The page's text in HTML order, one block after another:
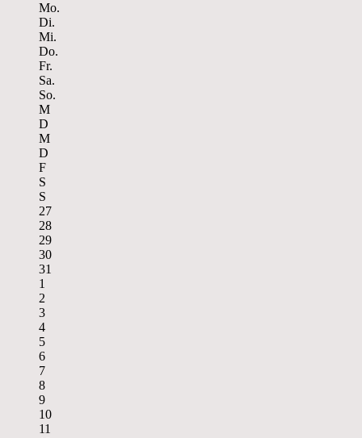
Mo.
Di.
Mi.
Do.
Fr.
Sa.
So.
M
D
M
D
F
S
S
27
28
29
30
31
1
2
3
4
5
6
7
8
9
10
11